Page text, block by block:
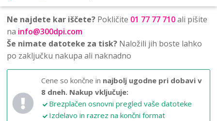
Ne najdete kar iščete? Pokličite 01 77 77 710ali pišite
na info@300dpi.com
Še nimate datoteke za tisk? Naložili jih boste lahko
po zaključku nakupa ali naknadno
Cene so končne in najbolj ugodne pri dobavi v
8 dneh. Nakup vključuje:
Brezplačen osnovni pregled vaše datoteke
Izdelavo in razrez na končni format